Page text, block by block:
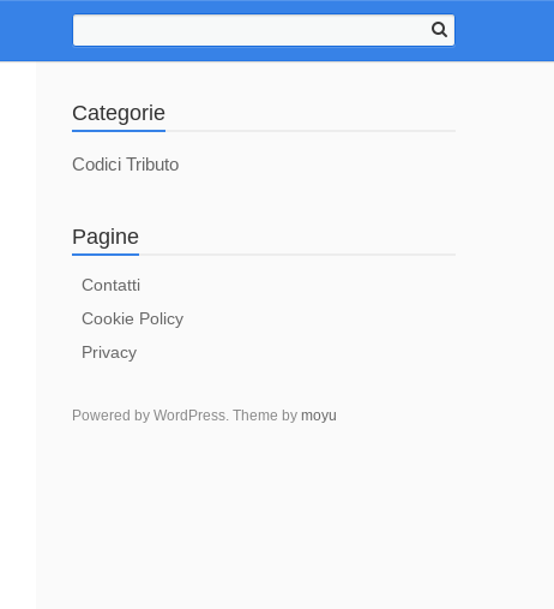
Categorie
Codici Tributo
Pagine
Contatti
Cookie Policy
Privacy
Powered by WordPress. Theme by moyu